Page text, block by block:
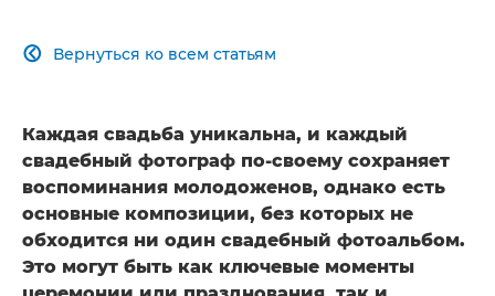
Вернуться ко всем статьям

Каждая свадьба уникальна, и каждый
свадебный фотограф по-своему сохраняет
воспоминания молодоженов, однако есть
основные композиции, без которых не
обходится ни один свадебный фотоальбом.
Это могут быть как ключевые моменты